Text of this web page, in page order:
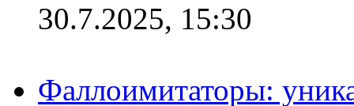
30.7.2025, 15:30
Фаллоимитаторы: